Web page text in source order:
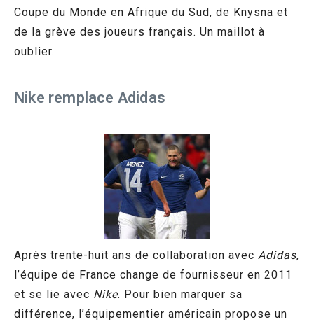
Coupe du Monde en Afrique du Sud, de Knysna et
de la grève des joueurs français. Un maillot à
oublier.
Nike remplace Adidas
Après trente-huit ans de collaboration avec Adidas,
l’équipe de France change de fournisseur en 2011
et se lie avec Nike. Pour bien marquer sa
différence, l’équipementier américain propose un